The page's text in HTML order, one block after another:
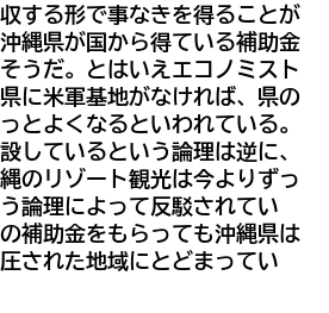
する形で事なきを得ることが
縄県が国から得ている補助金
うだ。とはいえエコノミスト
に米軍基地がなければ、県の
とよくなるといわれている。
しているという論理は逆に、
のリゾート観光は今よりずっ
論理によって反駁されてい
補助金をもらっても沖縄県は
された地域にとどまってい